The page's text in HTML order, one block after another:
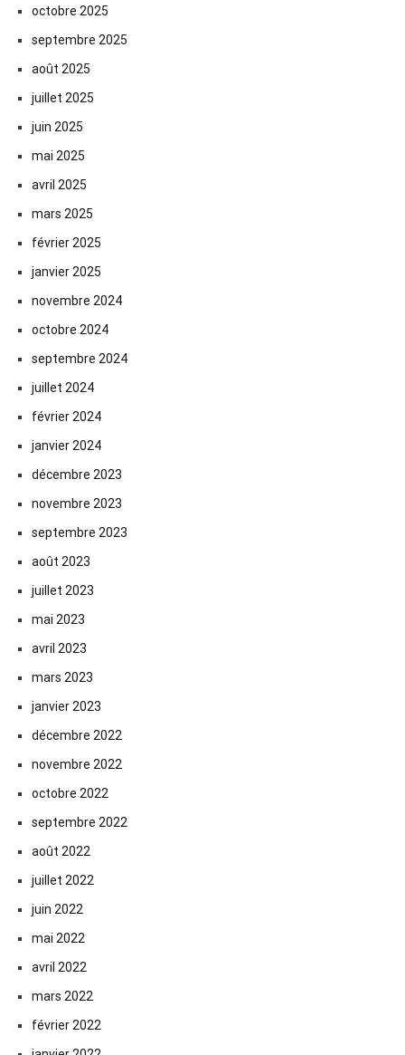
octobre 2025
septembre 2025
août 2025
juillet 2025
juin 2025
mai 2025
avril 2025
mars 2025
février 2025
janvier 2025
novembre 2024
octobre 2024
septembre 2024
juillet 2024
février 2024
janvier 2024
décembre 2023
novembre 2023
septembre 2023
août 2023
juillet 2023
mai 2023
avril 2023
mars 2023
janvier 2023
décembre 2022
novembre 2022
octobre 2022
septembre 2022
août 2022
juillet 2022
juin 2022
mai 2022
avril 2022
mars 2022
février 2022